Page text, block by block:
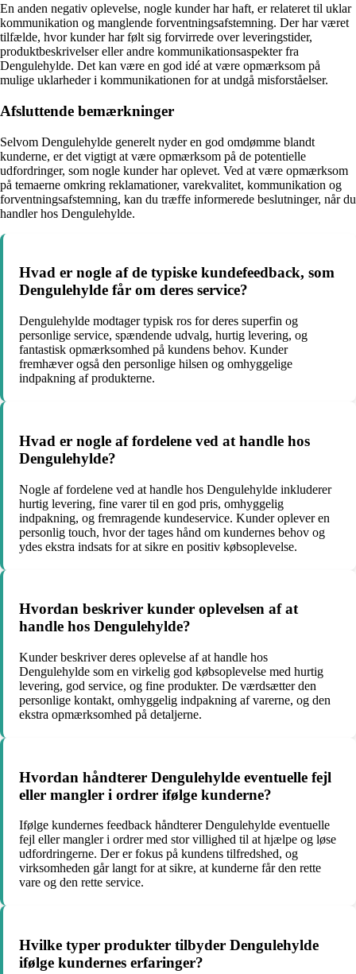
En anden negativ oplevelse, nogle kunder har haft, er relateret til uklar
kommunikation og manglende forventningsafstemning. Der har været
tilfælde, hvor kunder har følt sig forvirrede over leveringstider,
produktbeskrivelser eller andre kommunikationsaspekter fra
Dengulehylde. Det kan være en god idé at være opmærksom på
mulige uklarheder i kommunikationen for at undgå misforståelser.
Afsluttende bemærkninger
Selvom Dengulehylde generelt nyder en god omdømme blandt
kunderne, er det vigtigt at være opmærksom på de potentielle
udfordringer, som nogle kunder har oplevet. Ved at være opmærksom
på temaerne omkring reklamationer, varekvalitet, kommunikation og
forventningsafstemning, kan du træffe informerede beslutninger, når du
handler hos Dengulehylde.
Hvad er nogle af de typiske kundefeedback, som
Dengulehylde får om deres service?
Dengulehylde modtager typisk ros for deres superfin og
personlige service, spændende udvalg, hurtig levering, og
fantastisk opmærksomhed på kundens behov. Kunder
fremhæver også den personlige hilsen og omhyggelige
indpakning af produkterne.
Hvad er nogle af fordelene ved at handle hos
Dengulehylde?
Nogle af fordelene ved at handle hos Dengulehylde inkluderer
hurtig levering, fine varer til en god pris, omhyggelig
indpakning, og fremragende kundeservice. Kunder oplever en
personlig touch, hvor der tages hånd om kundernes behov og
ydes ekstra indsats for at sikre en positiv købsoplevelse.
Hvordan beskriver kunder oplevelsen af at
handle hos Dengulehylde?
Kunder beskriver deres oplevelse af at handle hos
Dengulehylde som en virkelig god købsoplevelse med hurtig
levering, god service, og fine produkter. De værdsætter den
personlige kontakt, omhyggelig indpakning af varerne, og den
ekstra opmærksomhed på detaljerne.
Hvordan håndterer Dengulehylde eventuelle fejl
eller mangler i ordrer ifølge kunderne?
Ifølge kundernes feedback håndterer Dengulehylde eventuelle
fejl eller mangler i ordrer med stor villighed til at hjælpe og løse
udfordringerne. Der er fokus på kundens tilfredshed, og
virksomheden går langt for at sikre, at kunderne får den rette
vare og den rette service.
Hvilke typer produkter tilbyder Dengulehylde
ifølge kundernes erfaringer?